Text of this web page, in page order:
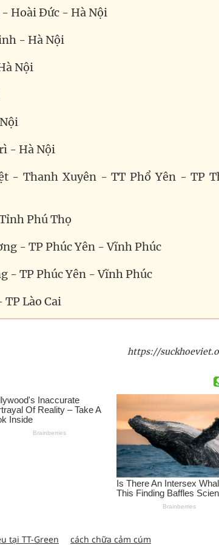
- Hoài Đức - Hà Nội
- Hà Nội
Nội
- Hà Nội
- Thanh Xuyên - TT Phổ Yên - TP
Phú Thọ
- TP Phúc Yên - Vĩnh Phúc
- TP Phúc Yên - Vĩnh Phúc
TP Lào Cai
https://
tại TT-Green cách chữa cảm cúm